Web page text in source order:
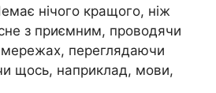
нічого кращого, ніж
з приємним, проводячи
мережах, переглядаючи
щось, наприклад, мови,